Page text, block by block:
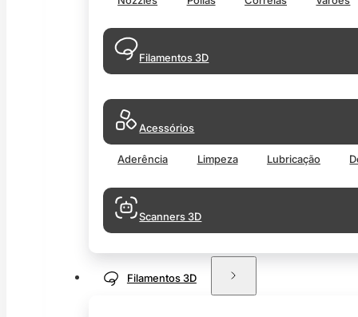
Filamentos 3D
Acessórios
Aderência Limpeza Lubricação
Scanners 3D
Filamentos 3D